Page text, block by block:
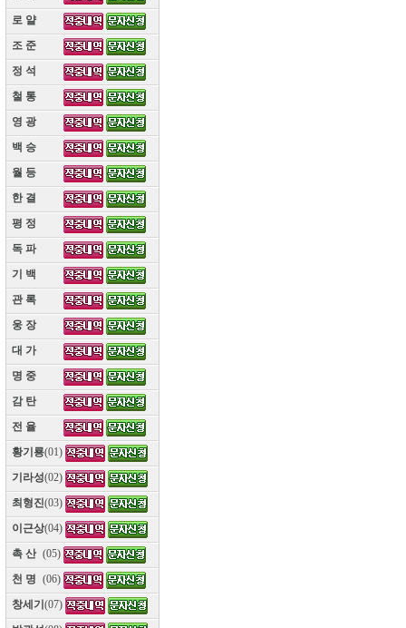
로 얄
조 준
정 석
철 통
영 광
백 승
월 등
한 결
평 정
독 파
기 백
관 록
웅 장
대 가
명 중
감 탄
전 율
황기룡(01)
기라성(02)
최형진(03)
이근상(04)
촉 산 (05)
천 명 (06)
창세기 (07)